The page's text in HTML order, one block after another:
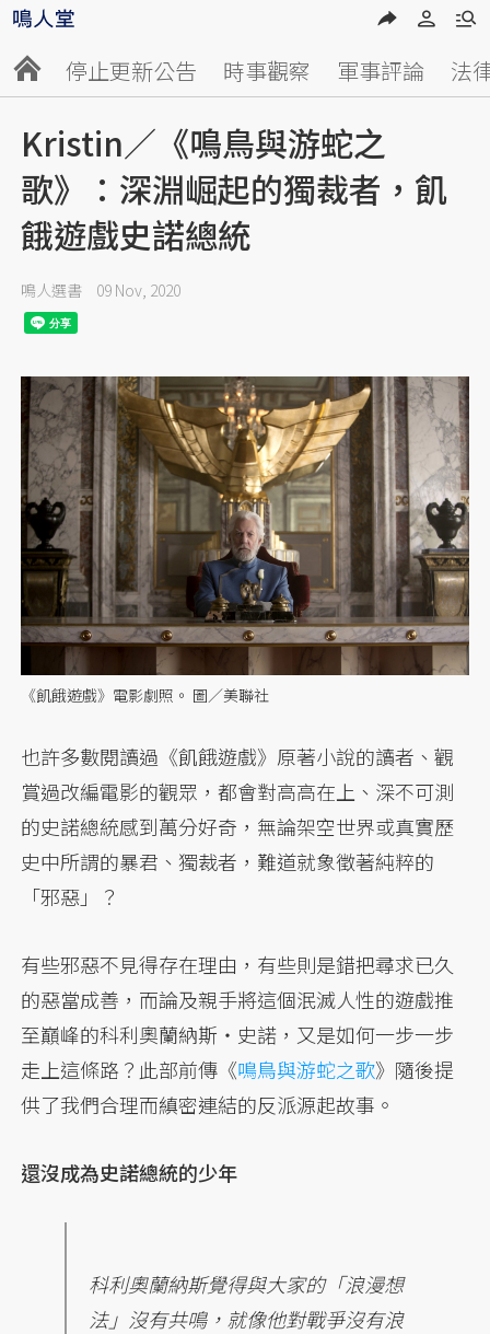
停止更新公告 時事觀察 軍事評論 法
Kristin／《鳴鳥與游蛇之
歌》：深淵崛起的獨裁者，飢
餓遊戲史諾總統
鳴人選書 09 Nov, 2020
《飢餓遊戲》電影劇照。 圖／美聯社
也許多數閱讀過《飢餓遊戲》原著小說的讀者、觀
賞過改編電影的觀眾，都會對高高在上、深不可測
的史諾總統感到萬分好奇，無論架空世界或真實歷
史中所謂的暴君、獨裁者，難道就象徵著純粹的
「邪惡」？
有些邪惡不見得存在理由，有些則是錯把尋求已久
的惡當成善，而論及親手將這個泯滅人性的遊戲推
至巔峰的科利奧蘭納斯・史諾，又是如何一步一步
走上這條路？此部前傳《鳴鳥與游蛇之歌》隨後提
供了我們合理而縝密連結的反派源起故事。
還沒成為史諾總統的少年
科利奧蘭納斯覺得與大家的「浪漫想
法」沒有共鳴，就像他對戰爭沒有浪